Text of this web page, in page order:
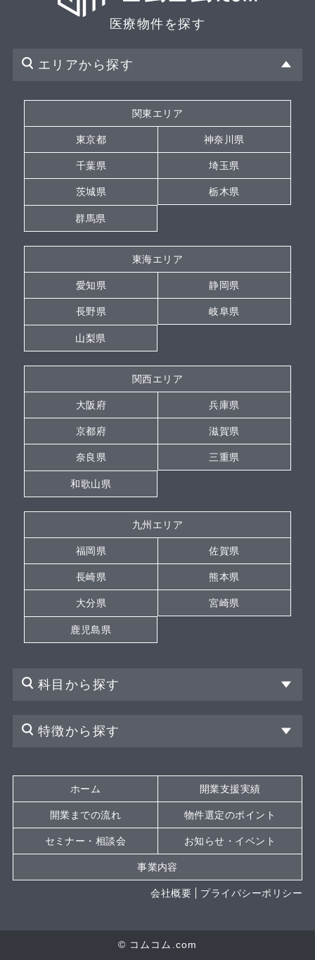
医療物件を探す
エリアから探す
関東エリア
東京都 神奈川県
千葉県 埼玉県
茨城県 栃木県
群馬県
東海エリア
愛知県 静岡県
長野県 岐阜県
山梨県
関西エリア
大阪府 兵庫県
京都府 滋賀県
奈良県 三重県
和歌山県
九州エリア
福岡県 佐賀県
長崎県 熊本県
大分県 宮崎県
鹿児島県
科目から探す
特徴から探す
ホーム 開業支援実績
開業までの流れ 物件選定のポイント
セミナー・相談会 お知らせ・イベント
事業内容
会社概要 プライバシーポリシー
© コムコム.com